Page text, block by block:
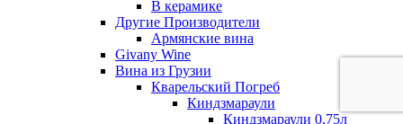
В керамике
Другие Производители
Армянские вина
Givany Wine
Вина из Грузии
Кварельский Погреб
Киндзмараули
Киндзмараули 0,75л